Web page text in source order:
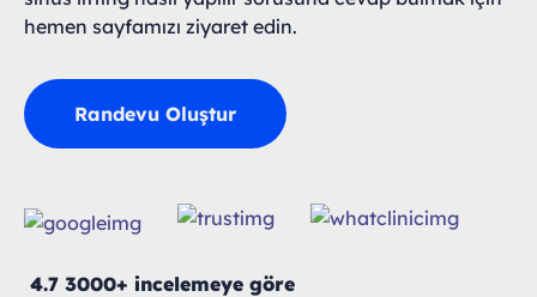
hemen sayfamızı ziyaret edin.
Randevu Oluştur
4.7 3000+ incelemeye göre